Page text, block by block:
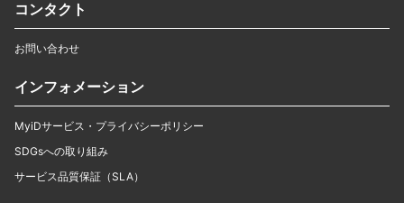
コンタクト
お問い合わせ
インフォメーション
MyiDサービス・プライバシーポリシー
SDGsへの取り組み
サービス品質保証（SLA）